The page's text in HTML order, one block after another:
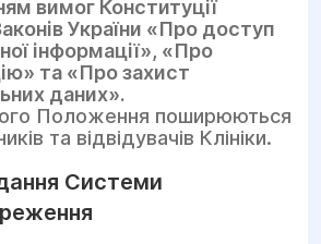
вимог Конституції
України «Про доступ
інформації», «Про
та «Про захист
даних».
Положення поширюються
та відвідувачів Клініки.
Системи